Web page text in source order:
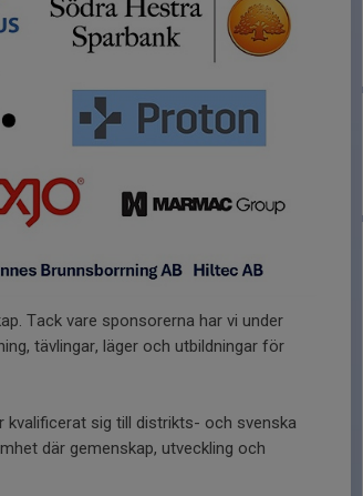
Tack vare sponsorerna har vi under
tävlingar, läger och utbildningar för
kvalificerat sig till distrikts- och svenska
där gemenskap, utveckling och